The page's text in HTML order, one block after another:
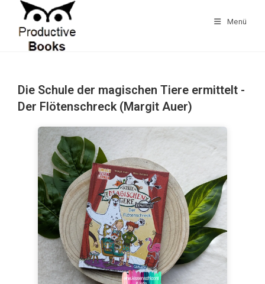
springen
Menü
Die Schule der magischen Tiere ermittelt -
Der Flötenschreck (Margit Auer)